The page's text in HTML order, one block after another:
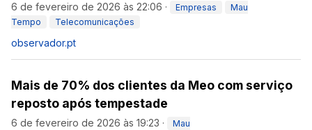
6 de fevereiro de 2026 às 22:06 · Empresas
Mau
Tempo
Telecomunicações
observador.pt
Mais de 70% dos clientes da Meo com serviço
reposto após tempestade
6 de fevereiro de 2026 às 19:23 ·
Mau